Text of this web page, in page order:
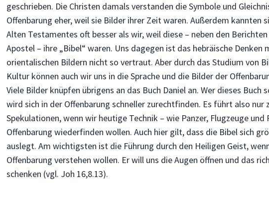
geschrieben. Die Christen damals verstanden die Symbole und
Offenbarung eher, weil sie Bilder ihrer Zeit waren. Außerdem kannten
Alten Testamentes oft besser als wir, weil diese – neben den
Apostel – ihre „Bibel“ waren. Uns dagegen ist das hebräische Denken
orientalischen Bildern nicht so vertraut. Aber durch das Studium von
Kultur können auch wir uns in die Sprache und die Bilder der
Viele Bilder knüpfen übrigens an das Buch Daniel an. Wer dieses Buch
wird sich in der Offenbarung schneller zurechtfinden. Es führt also nur
Spekulationen, wenn wir heutige Technik – wie Panzer, Flugzeuge und
Offenbarung wiederfinden wollen. Auch hier gilt, dass die Bibel sich
auslegt. Am wichtigsten ist die Führung durch den Heiligen Geist,
Offenbarung verstehen wollen. Er will uns die Augen öffnen und das
schenken (vgl. Joh 16,8.13).